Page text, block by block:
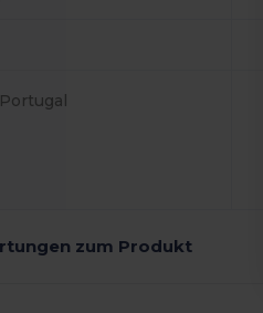
Portugal
zum Produkt